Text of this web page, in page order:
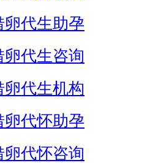
卵代生助孕
卵代生咨询
卵代生机构
卵代怀助孕
卵代怀咨询